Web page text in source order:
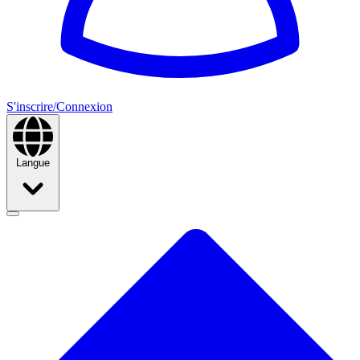
S'inscrire/Connexion
Langue